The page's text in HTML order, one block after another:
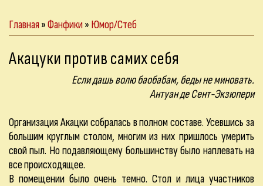
Главная»Фанфики» Юмор/Стеб
Акацуки против самих себя
Если дашь волю баобабам, беды не миновать.
Антуан де Сент-Экзюпери
Организация Акацки собралась в полном составе. Усевшись за
большим круглым столом, многим из них пришлось умерить
свой пыл. Но подавляющему большинству было наплевать на
все происходящее.
В помещении было очень темно. Стол и лица участников